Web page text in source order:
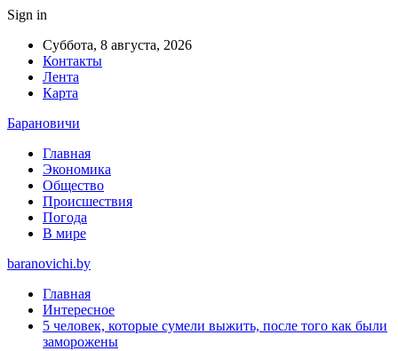
Sign in
Суббота, 8 августа, 2026
Контакты
Лента
Карта
Барановичи
Главная
Экономика
Общество
Происшествия
Погода
В мире
baranovichi.by
Главная
Интересное
5 человек, которые сумели выжить, после того как были
заморожены